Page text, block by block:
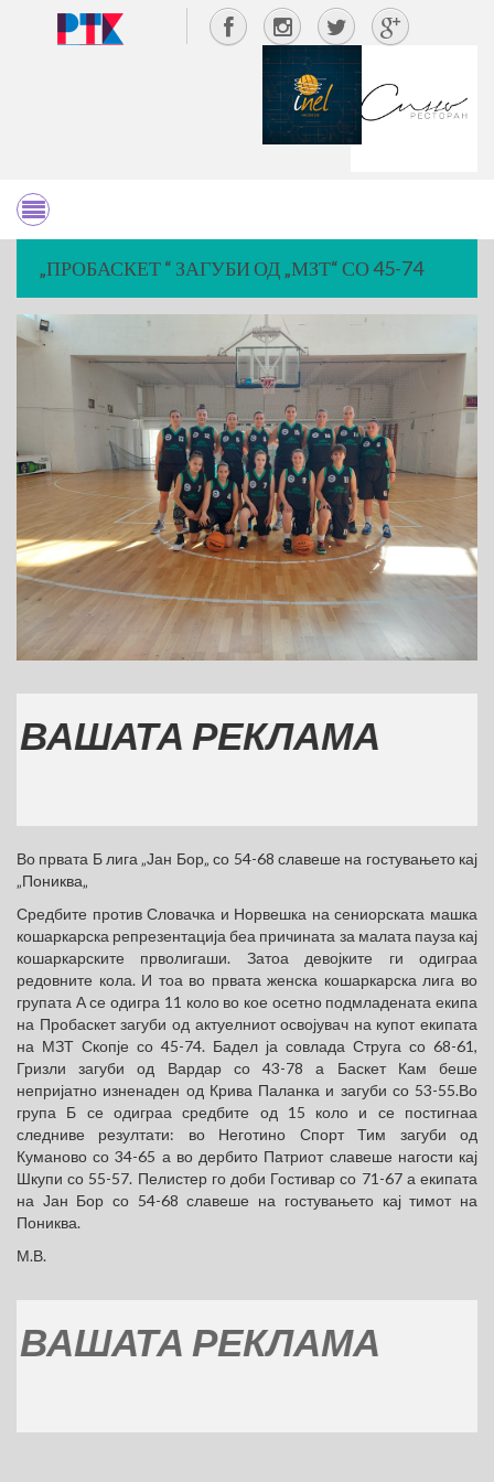
„ПРОБАСКЕТ “ ЗАГУБИ ОД „МЗТ“ СО 45-74
РЕКЛАМА
Во првата Б лига „Јан Бор„ со 54-68 славеше на гостувањето кај
„Пониква„
Средбите против Словачка и Норвешка на сениорската машка
кошаркарска репрезентација беа причината за малата пауза кај
кошаркарските прволигаши. Затоа девојките ги одиграа
редовните кола. И тоа во првата женска кошаркарска лига во
групата А се одигра 11 коло во кое осетно подмладената екипа
на Пробаскет загуби од актуелниот освојувач на купот екипата
на МЗТ Скопје со 45-74. Бадел ја совлада Струга со 68-61,
Гризли загуби од Вардар со 43-78 а Баскет Кам беше
непријатно изненаден од Крива Паланка и загуби со 53-55.Во
група Б се одиграа средбите од 15 коло и се постигнаа
следниве резултати: во Неготино Спорт Тим загуби од
Куманово со 34-65 а во дербито Патриот славеше нагости кај
Шкупи со 55-57. Пелистер го доби Гостивар со 71-67 а екипата
на Јан Бор со 54-68 славеше на гостувањето кај тимот на
Пониква.
М.В.
РЕКЛАМА